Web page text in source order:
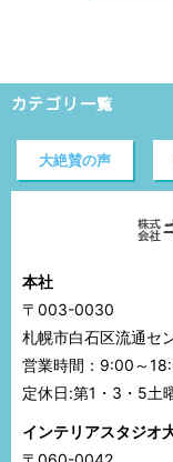
カテゴリ一覧
大絶賛の声
本社
〒003-0030
札幌市白石区流通セ
営業時間：9:00～
定休日:第1・3・5土
インテリアスタジオ